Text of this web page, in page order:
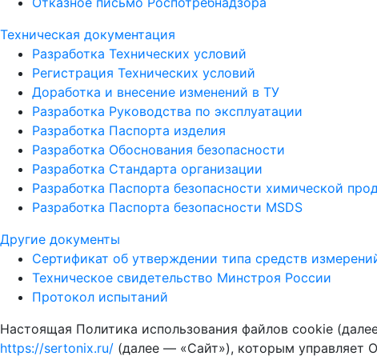
Техническая документация
Разработка Технических условий
Регистрация Технических условий
Доработка и внесение изменений в ТУ
Разработка Руководства по эксплуатации
Разработка Паспорта изделия
Разработка Обоснования безопасности
Разработка Стандарта организации
Разработка Паспорта безопасности химической
Разработка Паспорта безопасности MSDS
Другие документы
Сертификат об утверждении типа средств
Техническое свидетельство Минстроя России
Протокол испытаний
Настоящая Политика использования файлов cookie
https://sertonix.ru/ (далее — «Сайт»), которым управляет